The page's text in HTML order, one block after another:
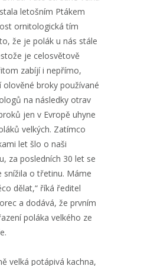
letošním Ptákem
ornitologická tím
že je polák u nás stále
je celosvětově
zabíjí i nepřímo,
broky používané
na následky otrav
jen v Evropě uhyne
velkých. Zatímco
let šlo o naši
za posledních 30 let se
snížila o třetinu. Máme
dělat,“ říká ředitel
a dodává, že prvním
poláka velkého ze
velká potápivá kachna,